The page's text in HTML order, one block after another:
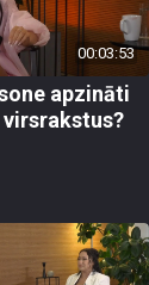
00:03:53
apzināti